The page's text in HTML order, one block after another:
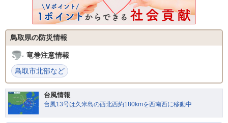
鳥取県の防災情報
竜巻注意情報
鳥取市北部など
台風情報
台風13号は久米島の西北西約180kmを西南西に移動中